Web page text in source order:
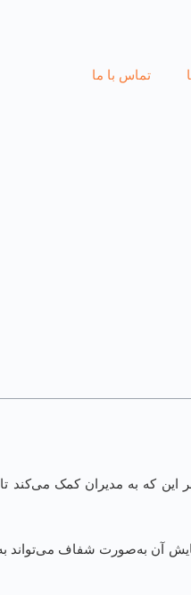
تماس با ما
که به مدیران کمک می‌کند تا
آن به‌صورت شفاف می‌تواند